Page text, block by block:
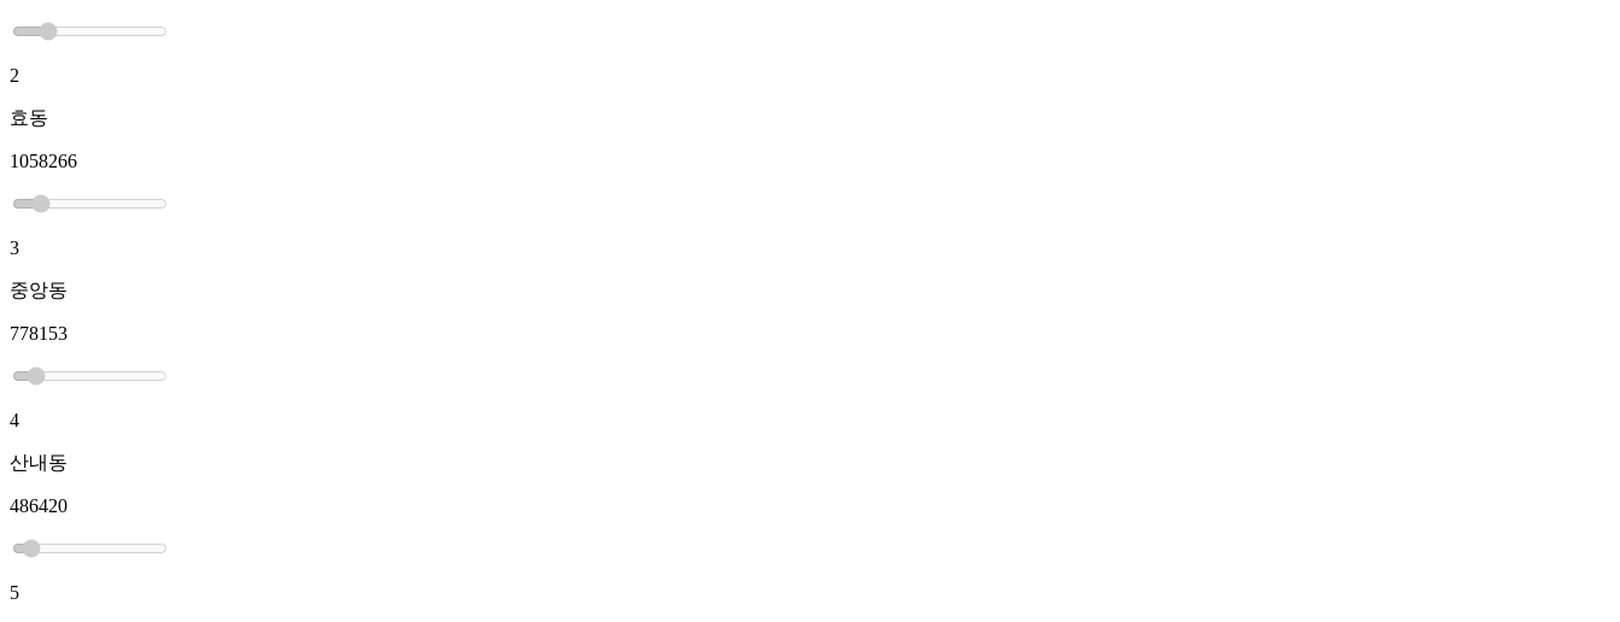
2
효동
1058266
3
중앙동
778153
4
산내동
486420
5